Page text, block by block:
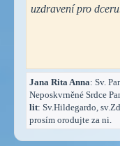
uzdravení pro
Jana Rita Anna: Sv.
Neposkvrněné Srdce
lit: Sv.Hildegardo,
prosím orodujte za ni.